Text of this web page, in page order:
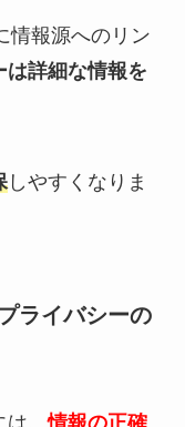
情報源へのリン
は詳細な情報を
しやすくなりま
ライバシーの
は、情報の正確